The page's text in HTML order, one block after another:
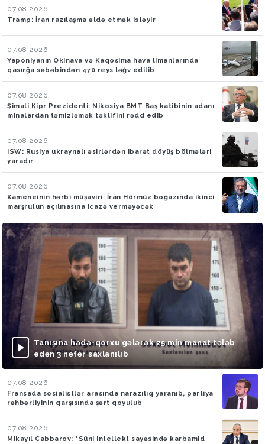
07.08.2026
Tramp: İran razılaşma əldə etmək istəyir
07.08.2026
Yaponiyanın Okinava və Kaqosima hava limanlarında
qasırğa səbəbindən 470 reys ləğv edilib
07.08.2026
Şimali Kipr Prezidenti: Nikosiya BMT Baş katibinin adanı
minalardan təmizləmək təklifini rədd edib
07.08.2026
ISW: Rusiya ukraynalı əsirlərdən ibarət döyüş bölmələri
yaradır
07.08.2026
Xameneinin hərbi müşaviri: İran Hörmüz boğazında ikinci
marşrutun açılmasına icazə verməyəcək
Tanışına hədə-qorxu gələrək 25 min manat tələb
edən 3 nəfər saxlanılıb
07.08.2026
Fransada sosialistlər arasında narazılıq yaranıb, partiya
rəhbərliyinin qarşısında şərt qoyulub
07.08.2026
Mikayıl Cabbarov: "Süni intellekt sayəsində karbamid